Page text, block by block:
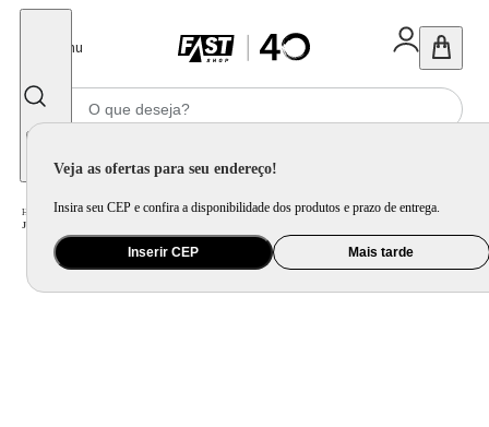
Menu
Veja as ofertas para seu endereço!
Insira seu CEP e confira a disponibilidade dos produtos e prazo de entrega.
Inserir CEP Mais tarde
Home Utilidade Doméstica Cozinha / Jogo de Panela e Panela Avulsa /
Jogo de Panelas 7 Peças Brinox Suprema Ceramic Life Antiaderente Mineral Resist